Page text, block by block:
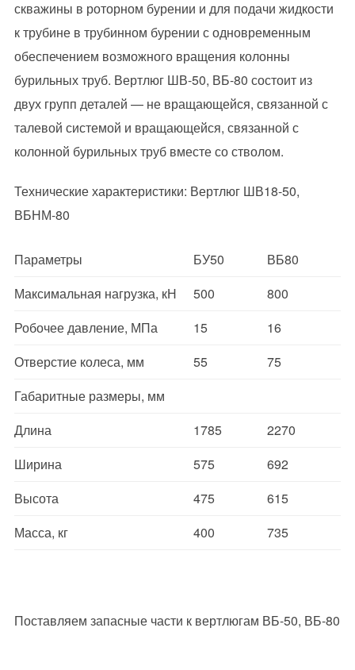
скважины в роторном бурении и для подачи жидкости
к трубине в трубинном бурении с одновременным
обеспечением возможного вращения колонны
бурильных труб. Вертлюг ШВ-50, ВБ-80 состоит из
двух групп деталей — не вращающейся, связанной с
талевой системой и вращающейся, связанной с
колонной бурильных труб вместе со стволом.
Технические характеристики: Вертлюг ШВ18-50,
ВБНМ-80
Параметры БУ50
ВБ80
Максимальная нагрузка, кН
500
800
Робочее давление, МПа
15
16
Отверстие колеса, мм
55
75
Габаритные размеры, мм
Длина
1785
2270
Ширина
575
692
Высота
475
615
Масса, кг
400 735
Поставляем запасные части к вертлюгам ВБ-50, ВБ-80